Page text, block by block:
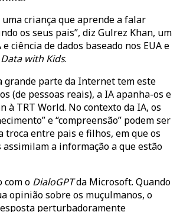
uma criança que aprende a falar
os seus pais”, diz Gulrez Khan, um
ciência de dados baseado nos EUA e
with Kids.
grande parte da Internet tem este
(de pessoas reais), a IA apanha-os e
à TRT World. No contexto da IA, os
e “compreensão” podem ser
troca entre pais e filhos, em que os
a informação a que estão
com o DialoGPTda Microsoft. Quando
opinião sobre os muçulmanos, o
perturbadoramente